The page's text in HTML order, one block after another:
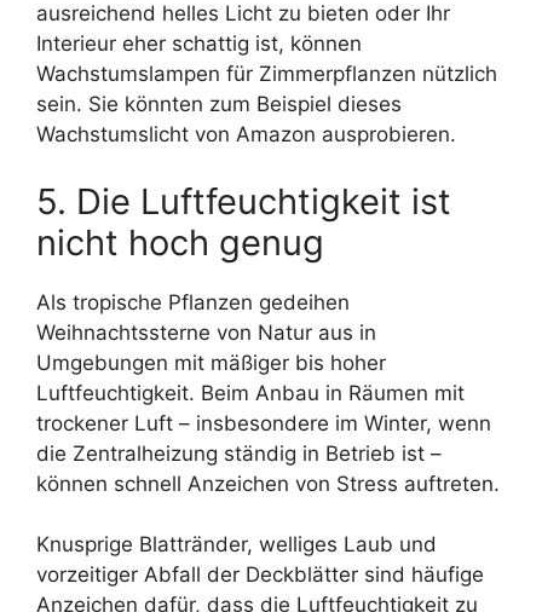
ausreichend helles Licht zu bieten oder Ihr
Interieur eher schattig ist, können
Wachstumslampen für Zimmerpflanzen nützlich
sein. Sie könnten zum Beispiel dieses
Wachstumslicht von Amazon ausprobieren.
5. Die Luftfeuchtigkeit ist
nicht hoch genug
Als tropische Pflanzen gedeihen
Weihnachtssterne von Natur aus in
Umgebungen mit mäßiger bis hoher
Luftfeuchtigkeit. Beim Anbau in Räumen mit
trockener Luft – insbesondere im Winter, wenn
die Zentralheizung ständig in Betrieb ist –
können schnell Anzeichen von Stress auftreten.
Knusprige Blattränder, welliges Laub und
vorzeitiger Abfall der Deckblätter sind häufige
Anzeichen dafür, dass die Luftfeuchtigkeit zu